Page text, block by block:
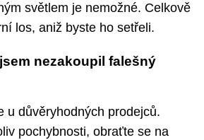
světlem je nemožné. Celkově
los, aniž byste ho setřeli.
nezakoupil falešný
u důvěryhodných prodejců.
pochybnosti, obraťte se na